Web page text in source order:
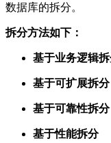
数据库的拆分。
拆分方法如下：
基于业务逻辑
基于可扩展拆分
基于可靠性拆分
基于性能拆分